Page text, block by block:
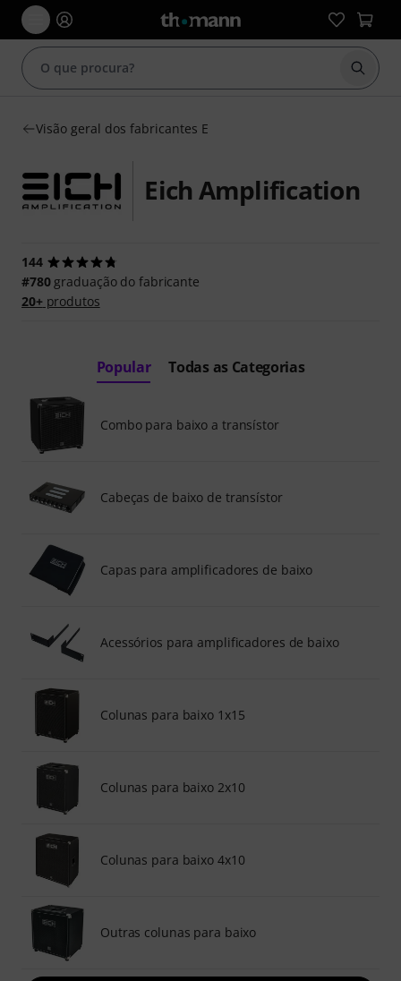
Iniciar
Visão geral dos fabricantes E
Eich Amplification
144
#780graduação do fabricante
20+produtos
Popular Todas as Categorias
Combo para baixo a transístor
Cabeças de baixo de transístor
Capas para amplificadores de baixo
Acessórios para amplificadores de baixo
Colunas para baixo 1x15
Colunas para baixo 2x10
Colunas para baixo 4x10
Outras colunas para baixo